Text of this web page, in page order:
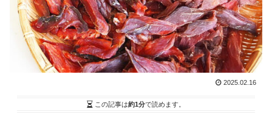
2025.02.16
この記事は約1分で読めます。